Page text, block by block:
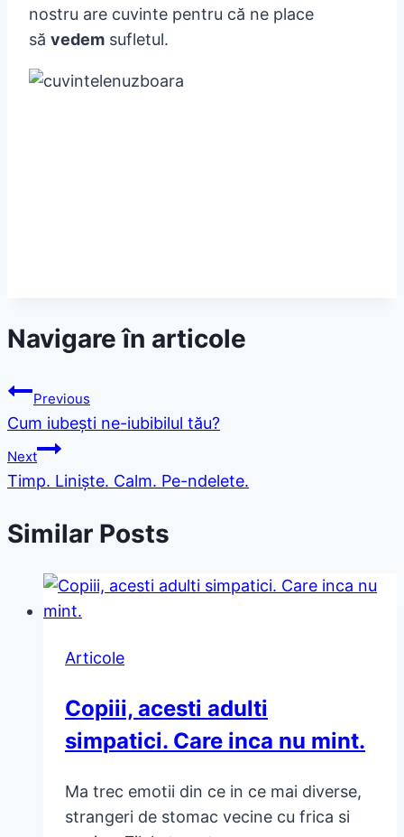
nostru are cuvinte pentru că ne place
să vedem sufletul.
Navigare în articole
Previous
Cum iubeşti ne-iubibilul tău?
Next
Timp. Liniște. Calm. Pe-ndelete.
Similar Posts
Articole
Copiii, acesti adulti
simpatici. Care inca nu mint.
Ma trec emotii din ce in ce mai diverse,
strangeri de stomac vecine cu frica si